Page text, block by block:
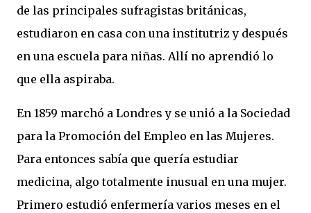
de las principales sufragistas británicas,
estudiaron en casa con una institutriz y después
en una escuela para niñas. Allí no aprendió lo
que ella aspiraba.
En 1859 marchó a Londres y se unió a la Sociedad
para la Promoción del Empleo en las Mujeres.
Para entonces sabía que quería estudiar
medicina, algo totalmente inusual en una mujer.
Primero estudió enfermería varios meses en el